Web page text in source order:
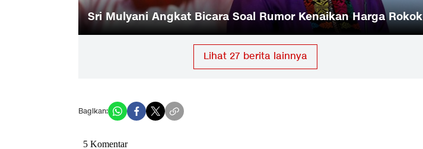
Sri Mulyani Angkat Bicara Soal Rumor Kenaikan Harga Rokok
Lihat 27 berita lainnya
Bagikan: